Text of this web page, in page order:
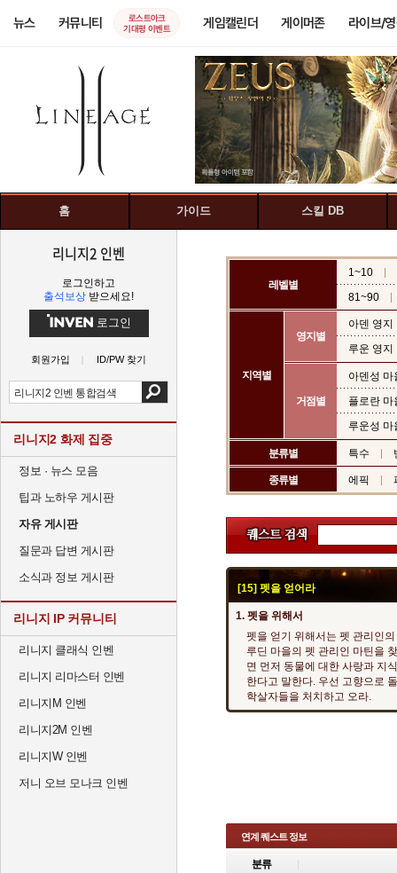
뉴스 커뮤니티
로스트아크
기대평 이벤트
게임캘린더 게이머존 라이브/
홈 가이드 스킬 DB
리니지2 인벤
로그인하고
출석보상 받으세요!
로그인
회원가입 ID/PW 찾기
리니지2 화제 집중
정보 · 뉴스 모음
팁과 노하우 게시판
자유 게시판
질문과 답변 게시판
소식과 정보 게시판
리니지 IP 커뮤니티
리니지 클래식 인벤
리니지 리마스터 인벤
리니지M 인벤
리니지2M 인벤
리니지W 인벤
저니 오브 모나크 인벤
레벨별
1~10
81~90
지역별
영지별
아덴 영지
루운 영지
거점별
아덴성 마
플로란 마
루운성 마
분류별 특수
종류별 에픽
[15] 펫을 얻어라
1. 펫을 위해서
펫을 얻기 위해서는 펫 관리인
루딘 마을의 펫 관리인 마틴을
면 먼저 동물에 대한 사랑과 지
한다고 말한다. 우선 고향으로
학살자들을 처치하고 오라.
연계 퀘스트 정보
분류